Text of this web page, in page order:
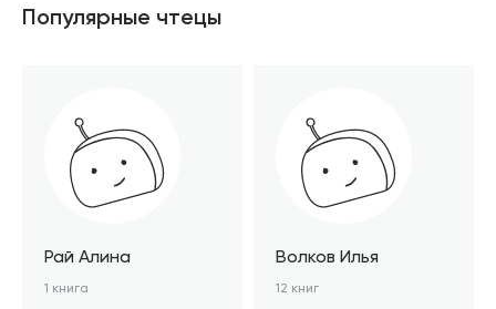
Популярные чтецы
Рай Алина
1 книга
Волков Илья
12 книг